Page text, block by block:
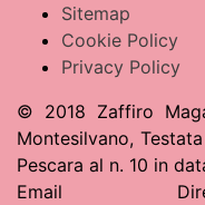
Sitemap
Cookie Policy
Privacy Policy
© 2018 Zaffiro
Montesilvano,
Pescara al n. 10 in
Email